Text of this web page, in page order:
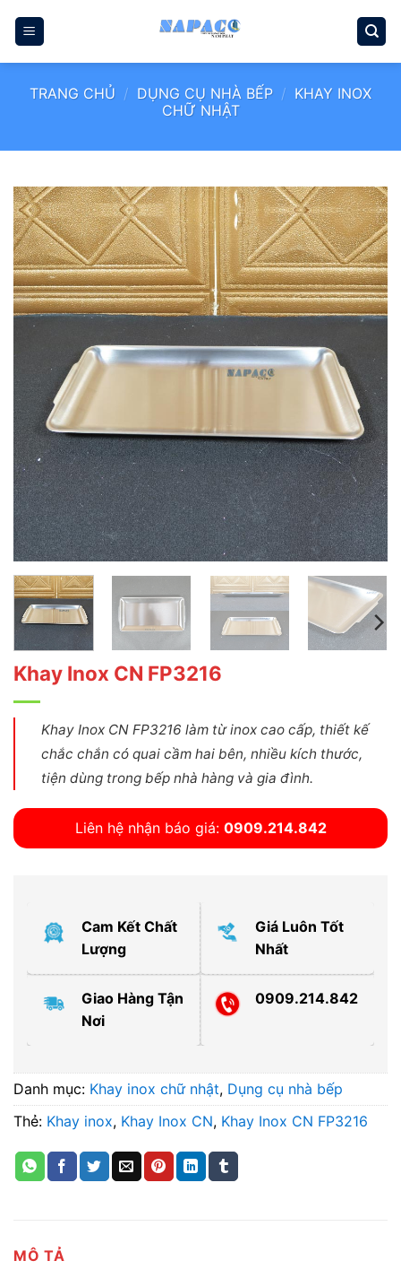
qua
TRANG CHỦ / DỤNG CỤ NHÀ BẾP / KHAY INOX
CHỮ NHẬT
Khay Inox CN FP3216
Khay Inox CN FP3216 làm từ inox cao cấp, thiết kế
chắc chắn có quai cầm hai bên, nhiều kích thước,
tiện dùng trong bếp nhà hàng và gia đình.
Liên hệ nhận báo giá: 0909.214.842
Cam Kết Chất
Lượng
Giá Luôn Tốt
Nhất
Giao Hàng Tận
Nơi
0909.214.842
Danh mục: Khay inox chữ nhật, Dụng cụ nhà bếp
Thẻ: Khay inox, Khay Inox CN, Khay Inox CN FP3216
MÔ TẢ